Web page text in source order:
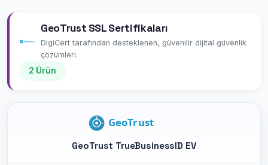
GeoTrust SSL Sertifikaları
DigiCert tarafından desteklenen, güvenilir dijital güvenlik
çözümleri.
2 Ürün
GeoTrust TrueBusinessID EV